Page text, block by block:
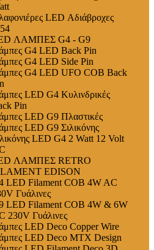
LED Αδιάβροχες
ΛΑΜΠΕΣ G4 - G9
G4 LED Back Pin
G4 LED Side Pin
G4 LED UFO COB Back
LED G4 Κυλινδρικές
Pin
LED G9 Πλαστικές
LED G9 Σιλικόνης
LED G4 2 Watt 12 Volt
ΛΑΜΠΕΣ RETRO
EDISON
LED Filament COB 4W AC
Γυάλινες
LED Filament COB 4W & 6W
230V Γυάλινες
LED Deco Copper Wire
LED Deco MTX Design